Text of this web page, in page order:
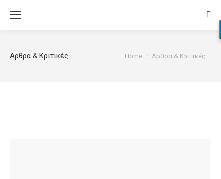
Αρθρα & Κριτικές You are here:
Home Αρθρα & Κριτικές